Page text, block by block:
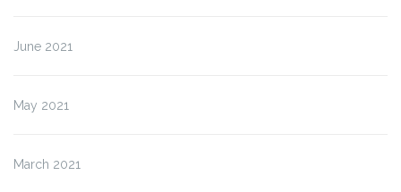
June 2021
May 2021
March 2021